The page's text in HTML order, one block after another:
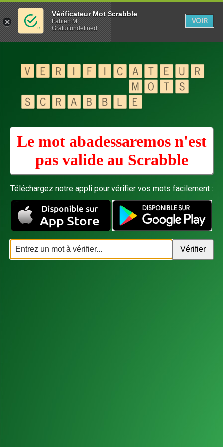
Le mot abadessaremos n'est
pas valide au Scrabble
Téléchargez notre appli pour vérifier vos mots facilement :
Vérificateur Mot Scrabble
Fabien M
Gratuitundefined
VOIR